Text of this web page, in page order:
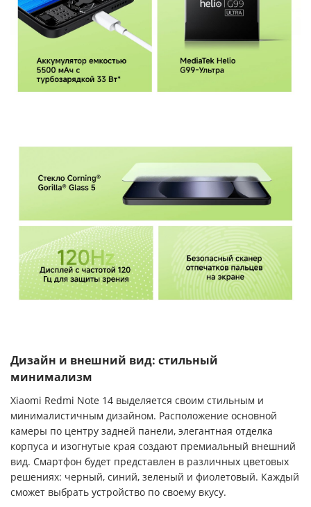
Дизайн и внешний вид: стильный
минимализм
Xiaomi Redmi Note 14 выделяется своим стильным и
минималистичным дизайном. Расположение основной
камеры по центру задней панели, элегантная отделка
корпуса и изогнутые края создают премиальный внешний
вид. Смартфон будет представлен в различных цветовых
решениях: черный, синий, зеленый и фиолетовый. Каждый
сможет выбрать устройство по своему вкусу.